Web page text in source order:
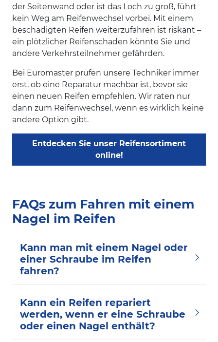
der Seitenwand oder ist das Loch zu groß, führt
kein Weg am Reifenwechsel vorbei. Mit einem
beschädigten Reifen weiterzufahren ist riskant –
ein plötzlicher Reifenschaden könnte Sie und
andere Verkehrsteilnehmer gefährden.
Bei Euromaster prüfen unsere Techniker immer
erst, ob eine Reparatur machbar ist, bevor sie
einen neuen Reifen empfehlen. Wir raten nur
dann zum Reifenwechsel, wenn es wirklich keine
andere Option gibt.
Entdecken Sie unser Reifensortiment
online!
FAQs zum Fahren mit einem
Nagel im Reifen
Kann man mit einem Nagel oder
einer Schraube im Reifen
fahren?
Kann ein Reifen repariert
werden, wenn er eine Schraube
oder einen Nagel enthält?